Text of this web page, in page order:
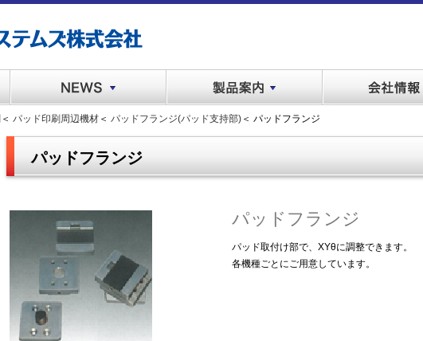
パッド印刷
スクリーン印刷
インク
周辺機材
＜ パッド印刷周辺機材 ＜ パッドフランジ(パッド支持部) ＜ パッドフランジ
パッドフランジ
パッドフランジ
パッド取付け部で、XYθに調整できます。
各機種ごとにご用意しています。